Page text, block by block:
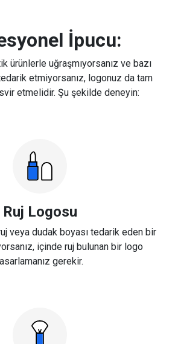
İpucu:
ürünlerle uğraşmıyorsanız ve bazı
etmiyorsanız, logonuz da tam
etmelidir. Şu şekilde deneyin:
Ruj Logosu
veya dudak boyası tedarik eden bir
içinde ruj bulunan bir logo
gerekir.